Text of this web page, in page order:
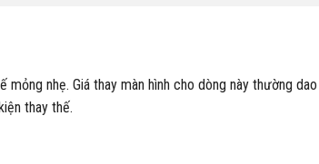
nhẹ. Giá thay màn hình cho dòng này thường
thay thế.